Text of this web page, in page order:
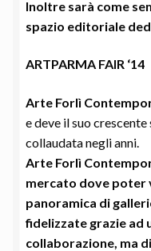
Inoltre sarà come
spazio editoriale
ARTPARMA FAIR ‘14
Arte Forlì
e deve il suo
collaudata negli anni.
Arte Forlì
mercato dove poter
panoramica di
fidelizzate grazie ad
collaborazione, ma